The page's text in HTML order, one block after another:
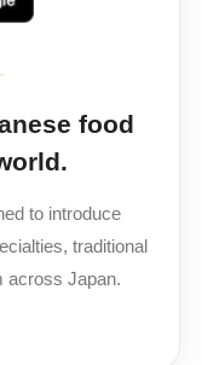
food
to introduce
traditional
across Japan.